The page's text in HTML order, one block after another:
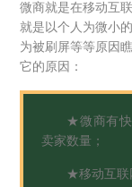
微商就是在移动互
就是以个人为微小
为被刷屏等等原因
它的原因：
★微商有快
卖家数量；
★移动互联